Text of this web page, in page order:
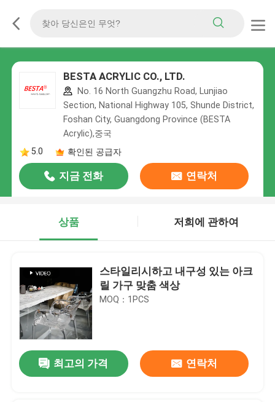
BESTA ACRYLIC CO., LTD.
No. 16 North Guangzhu Road, Lunjiao
Section, National Highway 105, Shunde District,
Foshan City, Guangdong Province (BESTA
Acrylic),중국
5.0
확인된 공급자
지금 전화 연락처
상품 저희에 관하여
스타일리시하고 내구성 있는 아크
릴 가구 맞춤 색상
MOQ：1PCS
최고의 가격 연락처